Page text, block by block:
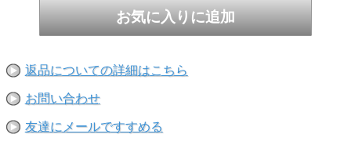
■金属拡張アンカー
■ねじの呼び(外径D)：M10
■全長L：80mm
■本体長さL1：34mm
■最大取付物厚：15mm
返品についての詳細はこちら
お問い合わせ
友達にメールですすめる